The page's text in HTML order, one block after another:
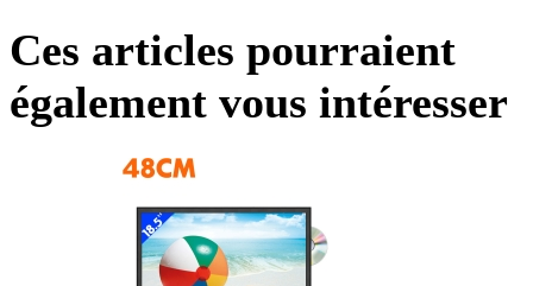
Ces articles pourraient
également vous intéresser